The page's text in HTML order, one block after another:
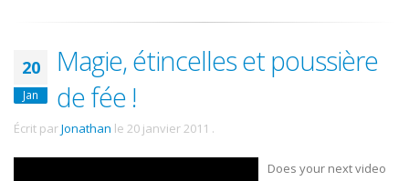
20
Jan
Magie, étincelles et poussière
de fée !
Écrit parJonathan le 20 janvier 2011 .
Does your next video